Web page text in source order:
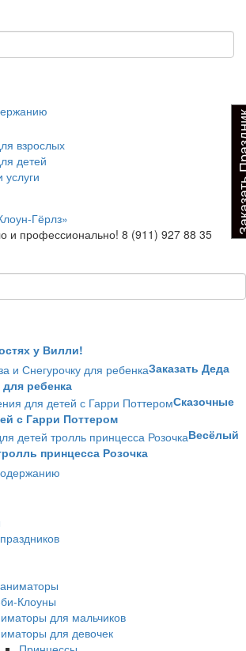
взрослых
детей
Гёрлз»В гости к Вилли. Заказать детского
Детские спектакли для всй семьи.
или юбилей
и профессионально! 8 (911) 927 88 35
у Вилли!
Заказать Деда
ребенка
Сказочные
с Гарри Поттером
Весёлый
принцесса Розочка
Клоуны
для мальчиков
для девочек